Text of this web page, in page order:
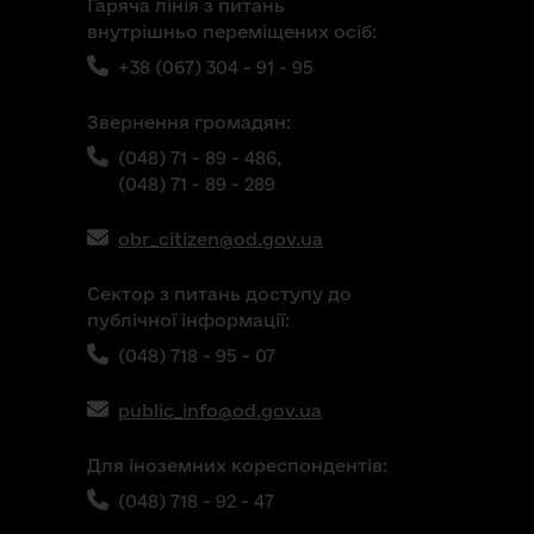
Гаряча лінія з питань
внутрішньо переміщених осіб:
+38 (067) 304 - 91 - 95
Звернення громадян:
(048) 71 - 89 - 486,
(048) 71 - 89 - 289
obr_citizen@od.gov.ua
Сектор з питань доступу до
публічної інформації:
(048) 718 - 95 - 07
public_info@od.gov.ua
Для іноземних кореспондентів:
(048) 718 - 92 - 47